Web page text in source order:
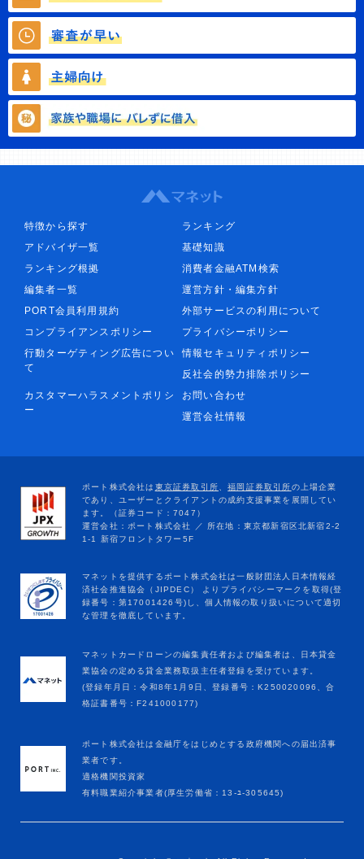
特徴から探す
ランキング
アドバイザ一覧
基礎知識
ランキング根拠
消費者金融ATM検索
編集者一覧
運営方針・編集方針
PORT会員利用規約
外部サービスの利用について
コンプライアンスポリシー
プライバシーポリシー
行動ターゲティング広告につい
て
情報セキュリティポリシー
反社会的勢力排除ポリシー
カスタマーハラスメントポリシ
ー
お問い合わせ
運営会社情報
マネットカードローンの編集責任者および編集者は、日本貸金
業協会の定める貸金業務取扱主任者登録を受けています。
(登録年月日：令和8年1月9日、登録番号：K250020096、合
格証書番号：F241000177)
ポート株式会社は金融庁をはじめとする政府機関への届出済事
業者です。
適格機関投資家
有料職業紹介事業者(厚生労働省：13-ﾕ-305645)